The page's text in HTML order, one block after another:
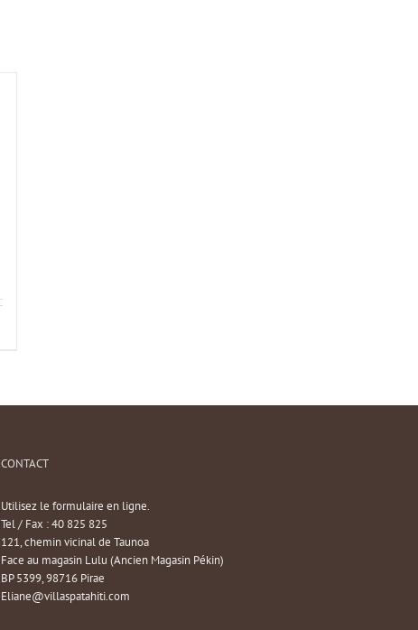
CONTACT
Utilisez le formulaire en ligne.
Tel / Fax : 40 825 825
121, chemin vicinal de Taunoa
Face au magasin Lulu (Ancien Magasin Pékin)
BP 5399, 98716 Pirae
Eliane@villaspatahiti.com